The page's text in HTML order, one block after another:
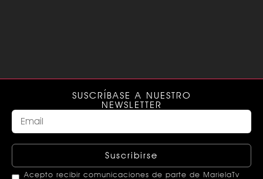
SUSCRÍBASE A NUESTRO
NEWSLETTER
Suscribirse
Acepto recibir comunicaciones de parte de MarielaTv